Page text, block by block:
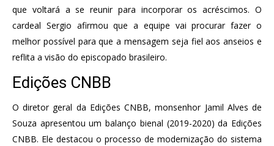
que voltará a se reunir para incorporar os acréscimos. O
cardeal Sergio afirmou que a equipe vai procurar fazer o
melhor possível para que a mensagem seja fiel aos anseios e
reflita a visão do episcopado brasileiro.
Edições CNBB
O diretor geral da Edições CNBB, monsenhor Jamil Alves de
Souza apresentou um balanço bienal (2019-2020) da Edições
CNBB. Ele destacou o processo de modernização do sistema